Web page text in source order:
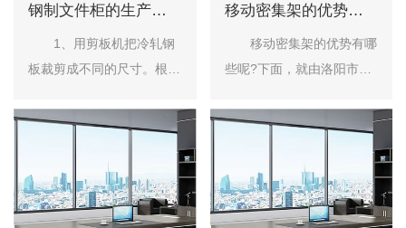
钢制文件柜的生产工
1、用剪板机把冷轧钢
板裁剪成不同的尺寸。根据
同的文件柜位置，裁剪的铁
把裁剪好的铁板用冲床去
角，不同的钢制文件......
移动密集架的优势有
移动密集架的优势有哪
些呢?下面，就由洛阳市龙
人员就来跟大家简单的说一
有完备的计算机通讯功能，
不但能通过计算......